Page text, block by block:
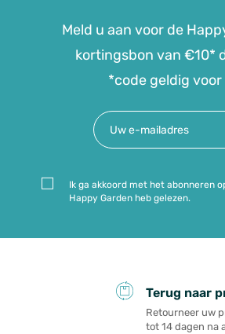
Meld u aan voor de
kortingsbon van €10*
*code geldig
Ik ga akkoord met het abonneren
Happy Garden heb gelezen.
Terug naar
Retourneer uw
tot 14 dagen na